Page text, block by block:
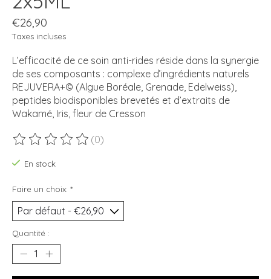
€26,90
Taxes incluses
L’efficacité de ce soin anti-rides réside dans la synergie
de ses composants : complexe d’ingrédients naturels
REJUVERA+© (Algue Boréale, Grenade, Edelweiss),
peptides biodisponibles brevetés et d’extraits de
Wakamé, Iris, fleur de Cresson
Ce produit est évalué à
(0)
En stock
Faire un choix: *
Quantité :